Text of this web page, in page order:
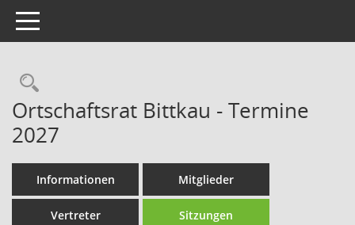
Toggle navigation
Rechercheauswahl
Ortschaftsrat Bittkau - Termine
2027
Informationen Mitglieder
Vertreter Sitzungen